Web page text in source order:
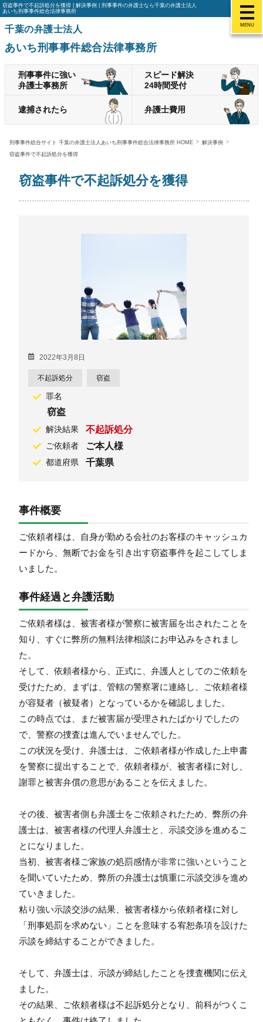
MENU
窃盗事件で不起訴処分を獲得 | 解決事例 | 刑事事件の弁護士なら千葉の弁護士法人
あいち刑事事件総合法律事務所
千葉の弁護士法人
あいち刑事事件総合法律事務所
刑事事件に強い
弁護士事務所
スピード解決
24時間受付
逮捕されたら 弁護士費用
刑事事件総合サイト 千葉の弁護士法人あいち刑事事件総合法律事務所 HOME
解決事例
窃盗事件で不起訴処分を獲得
窃盗事件で不起訴処分を獲得
2022年3月8日
不起訴処分 窃盗
罪名
窃盗
解決結果 不起訴処分
ご依頼者 ご本人様
都道府県 千葉県
事件概要
ご依頼者様は、自身が勤める会社のお客様のキャッシュカ
ードから、無断でお金を引き出す窃盗事件を起こしてしま
いました。
事件経過と弁護活動
ご依頼者様は、被害者様が警察に被害届を出されたことを
知り、すぐに弊所の無料法律相談にお申込みをされまし
た。
そして、依頼者様から、正式に、弁護人としてのご依頼を
受けたため、まずは、管轄の警察署に連絡し、ご依頼者様
が容疑者（被疑者）となっているかを確認しました。
この時点では、まだ被害届が受理されたばかりでしたの
で、警察の捜査は進んでいませんでした。
この状況を受け、弁護士は、ご依頼者様が作成した上申書
を警察に提出することで、依頼者様が、被害者様に対し、
謝罪と被害弁償の意思があることを伝えました。
その後、被害者側も弁護士をご依頼されたため、弊所の弁
護士は、被害者様の代理人弁護士と、示談交渉を進めるこ
とになりました。
当初、被害者様ご家族の処罰感情が非常に強いということ
を聞いていたため、弊所の弁護士は慎重に示談交渉を進め
ていきました。
粘り強い示談交渉の結果、被害者様から依頼者様に対し
「刑事処罰を求めない」ことを意味する宥恕条項を設けた
示談を締結することができました。
そして、弁護士は、示談が締結したことを捜査機関に伝え
ました。
その結果、ご依頼者様は不起訴処分となり、前科がつくこ